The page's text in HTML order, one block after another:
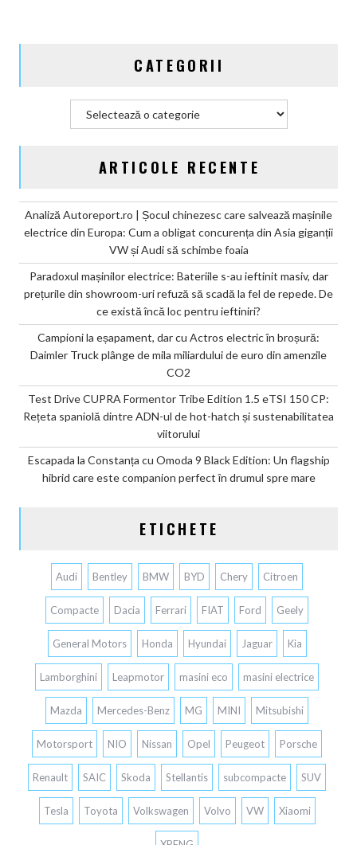
CO2
CATEGORII
ARTICOLE RECENTE
Analiză Autoreport.ro | Șocul chinezesc care salvează mașinile
electrice din Europa: Cum a obligat concurența din Asia giganții
VW și Audi să schimbe foaia
Paradoxul mașinilor electrice: Bateriile s-au ieftinit masiv, dar
prețurile din showroom-uri refuză să scadă la fel de repede. De
ce există încă loc pentru ieftiniri?
Campioni la eșapament, dar cu Actros electric în broșură:
Daimler Truck plânge de mila miliardului de euro din amenzile
CO2
Test Drive CUPRA Formentor Tribe Edition 1.5 eTSI 150 CP:
Rețeta spaniolă dintre ADN-ul de hot-hatch și sustenabilitatea
viitorului
Escapada la Constanța cu Omoda 9 Black Edition: Un flagship
hibrid care este companion perfect în drumul spre mare
ETICHETE
Audi Bentley BMW BYD Chery Citroen
Compacte Dacia Ferrari FIAT Ford Geely
General Motors Honda Hyundai Jaguar Kia
Lamborghini Leapmotor masini eco masini electrice
Mazda Mercedes-Benz MG MINI Mitsubishi
Motorsport NIO Nissan Opel Peugeot Porsche
Renault SAIC Skoda Stellantis subcompacte SUV
Tesla Toyota Volkswagen Volvo VW Xiaomi